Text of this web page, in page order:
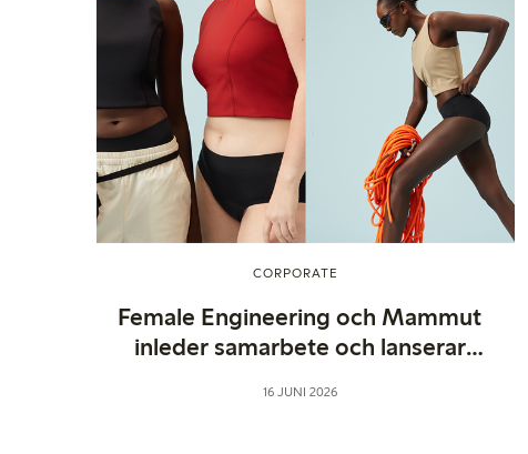
CORPORATE
Female Engineering och Mammut
inleder samarbete och lanserar
16 JUNI 2026